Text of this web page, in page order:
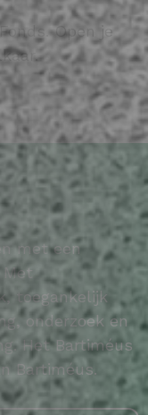
Open je
met een
toegankelijk
onderzoek en
Het Bartiméus
Bartiméus.